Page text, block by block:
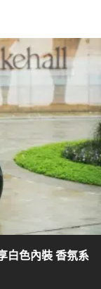
白色內裝 香氛系